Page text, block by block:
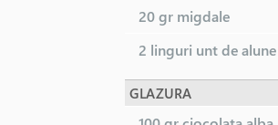
20 gr migdale
2 linguri unt de alune
GLAZURA